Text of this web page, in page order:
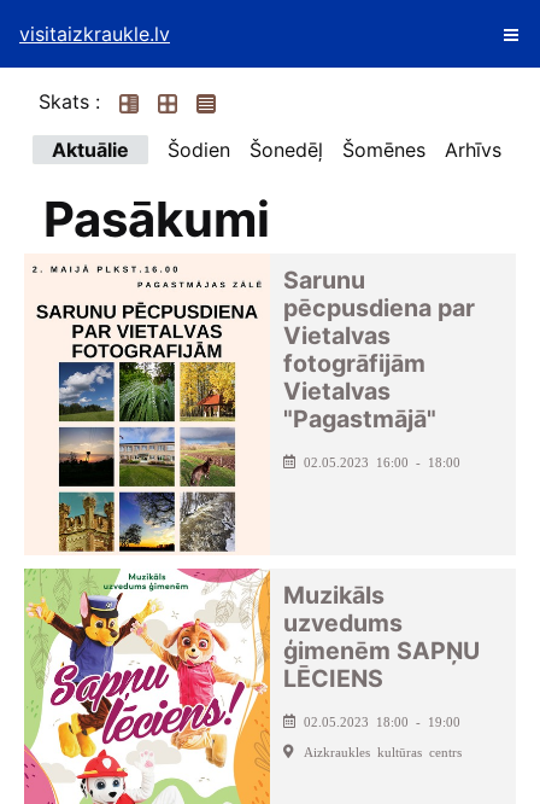
visitaizkraukle.lv
Skats :
Aktuālie
Šodien Šonedēļ Šomēnes Arhīvs
Pasākumi
Sarunu
pēcpusdiena par
Vietalvas
fotogrāfijām
Vietalvas
"Pagastmājā"
02.05.2023 16:00 - 18:00
Muzikāls
uzvedums
ģimenēm SAPŅU
LĒCIENS
02.05.2023 18:00 - 19:00
Aizkraukles kultūras centrs